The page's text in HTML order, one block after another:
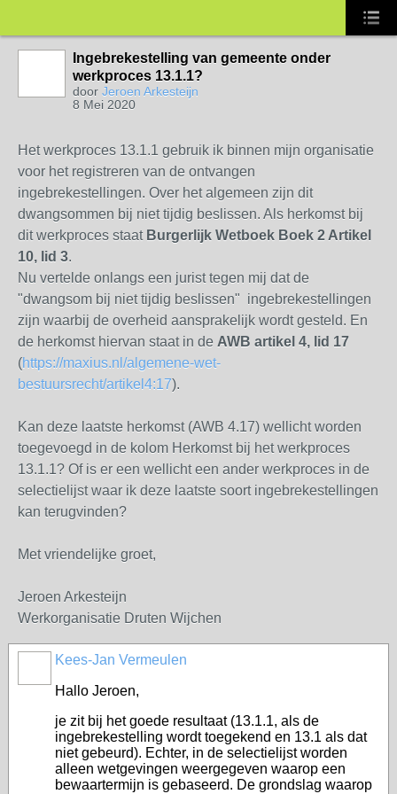
Ingebrekestelling van gemeente onder
werkproces 13.1.1?
door Jeroen Arkesteijn
8 Mei 2020
Het werkproces 13.1.1 gebruik ik binnen mijn organisatie
voor het registreren van de ontvangen
ingebrekestellingen. Over het algemeen zijn dit
dwangsommen bij niet tijdig beslissen. Als herkomst bij
dit werkproces staat Burgerlijk Wetboek Boek 2 Artikel
10, lid 3.
Nu vertelde onlangs een jurist tegen mij dat de
"dwangsom bij niet tijdig beslissen" ingebrekestellingen
zijn waarbij de overheid aansprakelijk wordt gesteld. En
de herkomst hiervan staat in de AWB artikel 4, lid 17
(https://maxius.nl/algemene-wet-
bestuursrecht/artikel4:17).
Kan deze laatste herkomst (AWB 4.17) wellicht worden
toegevoegd in de kolom Herkomst bij het werkproces
13.1.1? Of is er een wellicht een ander werkproces in de
selectielijst waar ik deze laatste soort ingebrekestellingen
kan terugvinden?
Met vriendelijke groet,
Jeroen Arkesteijn
Werkorganisatie Druten Wijchen
Kees-Jan Vermeulen
Hallo Jeroen,
je zit bij het goede resultaat (13.1.1, als de
ingebrekestelling wordt toegekend en 13.1 als dat
niet gebeurd). Echter, in de selectielijst worden
alleen wetgevingen weergegeven waarop een
bewaartermijn is gebaseerd. De grondslag waarop